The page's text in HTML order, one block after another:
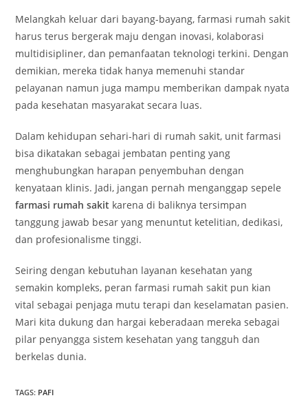
Melangkah keluar dari bayang-bayang, farmasi rumah sakit
harus terus bergerak maju dengan inovasi, kolaborasi
multidisipliner, dan pemanfaatan teknologi terkini. Dengan
demikian, mereka tidak hanya memenuhi standar
pelayanan namun juga mampu memberikan dampak nyata
pada kesehatan masyarakat secara luas.
Dalam kehidupan sehari-hari di rumah sakit, unit farmasi
bisa dikatakan sebagai jembatan penting yang
menghubungkan harapan penyembuhan dengan
kenyataan klinis. Jadi, jangan pernah menganggap sepele
farmasi rumah sakit karena di baliknya tersimpan
tanggung jawab besar yang menuntut ketelitian, dedikasi,
dan profesionalisme tinggi.
Seiring dengan kebutuhan layanan kesehatan yang
semakin kompleks, peran farmasi rumah sakit pun kian
vital sebagai penjaga mutu terapi dan keselamatan pasien.
Mari kita dukung dan hargai keberadaan mereka sebagai
pilar penyangga sistem kesehatan yang tangguh dan
berkelas dunia.
TAGS: PAFI